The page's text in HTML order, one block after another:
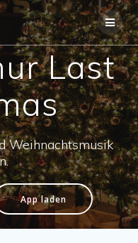
Last
Weihnachtsmusik
App laden